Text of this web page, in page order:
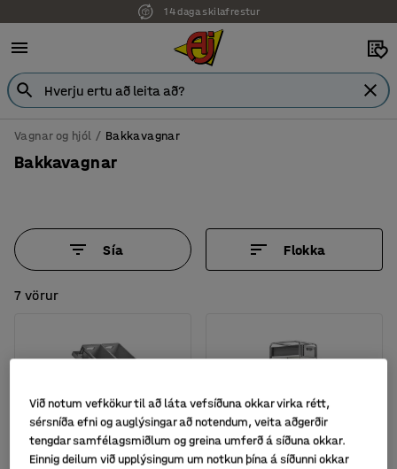
14 daga skilafrestur
Vagnar og hjól Bakkavagnar
Bakkavagnar
Sía Flokka
7 vörur
Við notum vefkökur til að láta vefsíðuna okkar virka rétt,
sérsníða efni og auglýsingar að notendum, veita aðgerðir
tengdar samfélagsmiðlum og greina umferð á síðuna okkar.
Einnig deilum við upplýsingum um notkun þína á síðunni okkar